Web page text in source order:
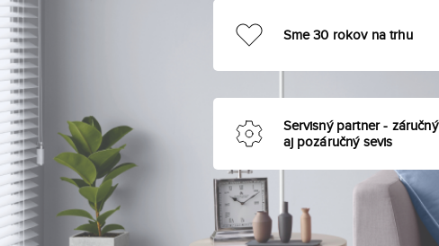
Sme 30 rokov na trhu
Servisný partner - záručný
aj pozáručný sevis